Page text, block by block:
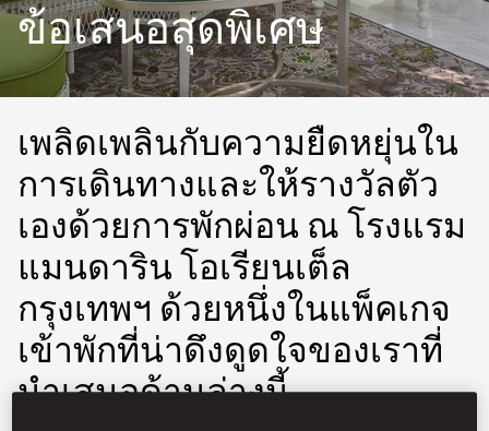
ข้อเสนอสุดพิเศษ
เพลิดเพลินกับความยืดหยุ่นใน
การเดินทางและให้รางวัลตัว
เองด้วยการพักผ่อน ณ โรงแรม
แมนดาริน โอเรียนเต็ล
กรุงเทพฯ ด้วยหนึ่งในแพ็คเกจ
เข้าพักที่น่าดึงดูดใจของเราที่
นำเสนอด้านล่างนี้